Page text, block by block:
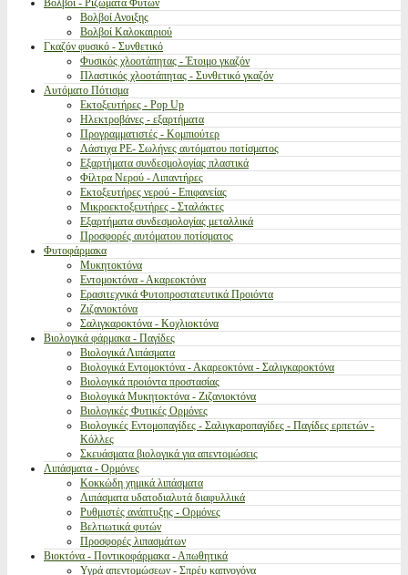
Βολβοί - Ριζώματα Φυτών
Βολβοί Ανοιξης
Βολβοί Καλοκαιριού
Γκαζόν φυσικό - Συνθετικό
Φυσικός χλοοτάπητας - Έτοιμο γκαζόν
Πλαστικός χλοοτάπητας - Συνθετικό γκαζόν
Αυτόματο Πότισμα
Εκτοξευτήρες - Pop Up
Ηλεκτροβάνες - εξαρτήματα
Προγραμματιστές - Κομπιούτερ
Λάστιχα PE- Σωλήνες αυτόματου ποτίσματος
Εξαρτήματα συνδεσμολογίας πλαστικά
Φίλτρα Νερού - Λιπαντήρες
Εκτοξευτήρες νερού - Επιφανείας
Μικροεκτοξευτήρες - Σταλάκτες
Εξαρτήματα συνδεσμολογίας μεταλλικά
Προσφορές αυτόματου ποτίσματος
Φυτοφάρμακα
Μυκητοκτόνα
Εντομοκτόνα - Ακαρεοκτόνα
Ερασιτεχνικά Φυτοπροστατευτικά Προιόντα
Ζιζανιοκτόνα
Σαλιγκαροκτόνα - Κοχλιοκτόνα
Βιολογικά φάρμακα - Παγίδες
Βιολογικά Λιπάσματα
Βιολογικά Εντομοκτόνα - Ακαρεοκτόνα - Σαλιγκαροκτόνα
Βιολογικά προιόντα προστασίας
Βιολογικά Μυκητοκτόνα - Ζιζανιοκτόνα
Βιολογικές Φυτικές Ορμόνες
Βιολογικές Εντομοπαγίδες - Σαλιγκαροπαγίδες - Παγίδες ερπετών -
Κόλλες
Σκευάσματα βιολογικά για απεντομώσεις
Λιπάσματα - Ορμόνες
Κοκκώδη χημικά λιπάσματα
Λιπάσματα υδατοδιαλυτά διαφυλλικά
Ρυθμιστές ανάπτυξης - Ορμόνες
Βελτιωτικά φυτών
Προσφορές λιπασμάτων
Βιοκτόνα - Ποντικοφάρμακα - Απωθητικά
Υγρά απεντομώσεων - Σπρέυ καπνογόνα